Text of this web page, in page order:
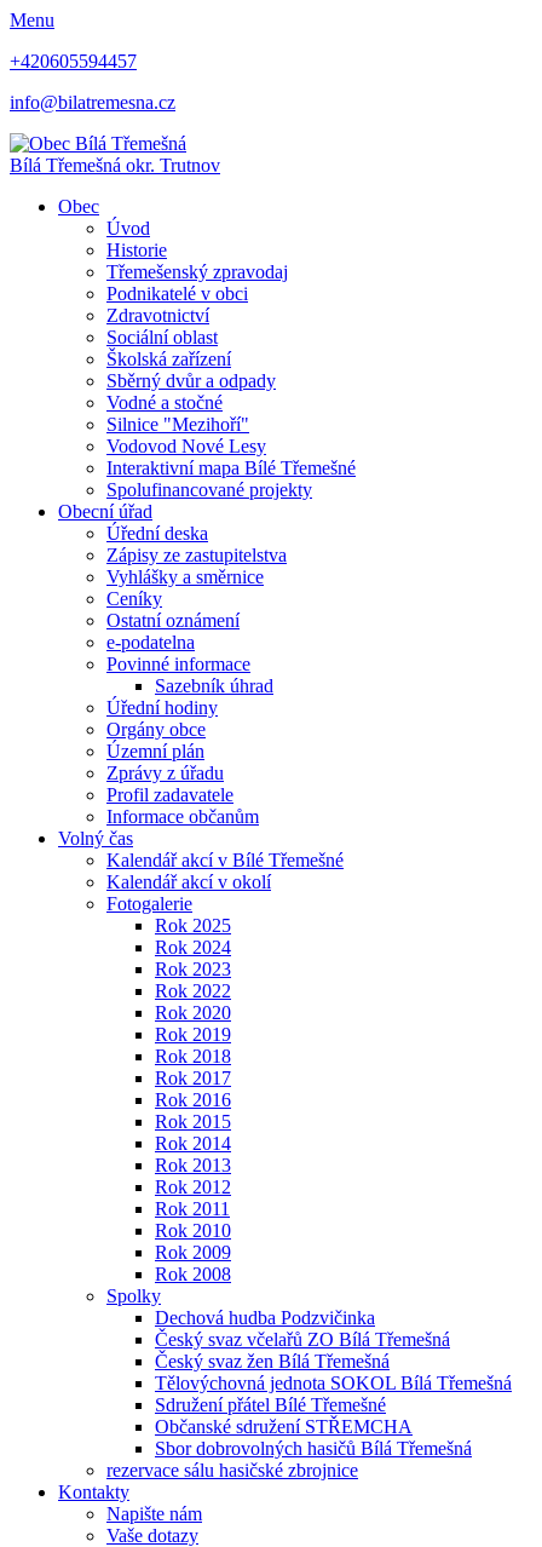
Menu
+420605594457
info@bilatremesna.cz
Bílá Třemešná okr. Trutnov
Obec
Úvod
Historie
Třemešenský zpravodaj
Podnikatelé v obci
Zdravotnictví
Sociální oblast
Školská zařízení
Sběrný dvůr a odpady
Vodné a stočné
Silnice "Mezihoří"
Vodovod Nové Lesy
Interaktivní mapa Bílé Třemešné
Spolufinancované projekty
Obecní úřad
Úřední deska
Zápisy ze zastupitelstva
Vyhlášky a směrnice
Ceníky
Ostatní oznámení
e-podatelna
Povinné informace
Sazebník úhrad
Úřední hodiny
Orgány obce
Územní plán
Zprávy z úřadu
Profil zadavatele
Informace občanům
Volný čas
Kalendář akcí v Bílé Třemešné
Kalendář akcí v okolí
Fotogalerie
Rok 2025
Rok 2024
Rok 2023
Rok 2022
Rok 2020
Rok 2019
Rok 2018
Rok 2017
Rok 2016
Rok 2015
Rok 2014
Rok 2013
Rok 2012
Rok 2011
Rok 2010
Rok 2009
Rok 2008
Spolky
Dechová hudba Podzvičinka
Český svaz včelařů ZO Bílá Třemešná
Český svaz žen Bílá Třemešná
Tělovýchovná jednota SOKOL Bílá Třemešná
Sdružení přátel Bílé Třemešné
Občanské sdružení STŘEMCHA
Sbor dobrovolných hasičů Bílá Třemešná
rezervace sálu hasičské zbrojnice
Kontakty
Napište nám
Vaše dotazy